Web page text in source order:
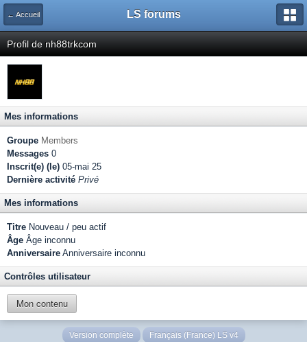
← Accueil LS forums
Profil de nh88trkcom
Mes informations
Groupe Members
Messages 0
Inscrit(e) (le) 05-mai 25
Dernière activité Privé
Mes informations
Titre Nouveau / peu actif
Âge Âge inconnu
Anniversaire Anniversaire inconnu
Contrôles utilisateur
Mon contenu
Version complète Français (France) LS v4